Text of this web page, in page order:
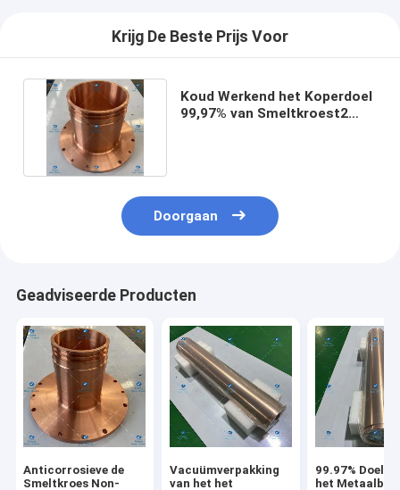
Krijg De Beste Prijs Voor
Koud Werkend het Koperdoel
99,97% van Smeltkroest2
Doorgaan
Geadviseerde Producten
Anticorrosieve de
Smeltkroes Non-
Vacuümverpakking
van het het
99.97% Doel
het